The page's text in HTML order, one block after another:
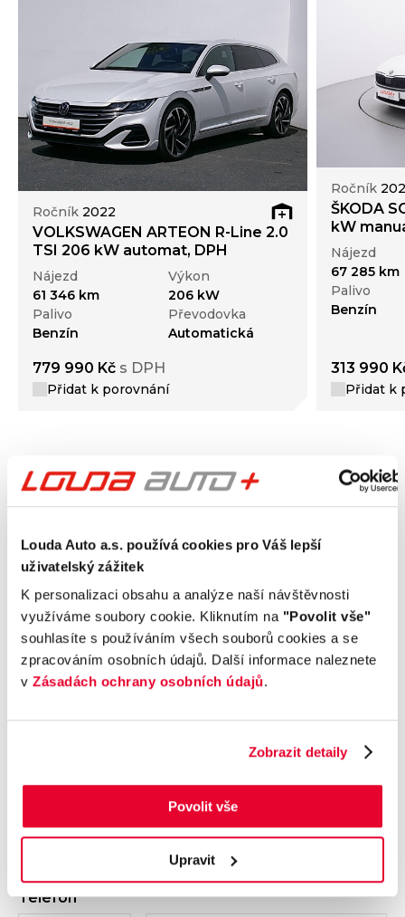
Louda Auto a.s. používá cookies pro Váš lepší
uživatelský zážitek
K personalizaci obsahu a analýze naší návštěvnosti
využíváme soubory cookie. Kliknutím na "Povolit vše"
souhlasíte s používáním všech souborů cookies a se
zpracováním osobních údajů. Další informace naleznete
v Zásadách ochrany osobních údajů.
Zobrazit detaily
Povolit vše
Upravit
Ročník 2022
VOLKSWAGEN ARTEON R-Line 2.0
TSI 206 kW automat, DPH
Nájezd
61 346 km
Výkon
206 kW
Palivo
Benzín
Převodovka
Automatická
779 990 Kč s DPH
Přidat k porovnání
Ročník
ŠKODA
kW
Nájezd
67 285 km
Palivo
Benzín
313 990
Přidat k
Kontaktujte nás
Jméno
Telefon